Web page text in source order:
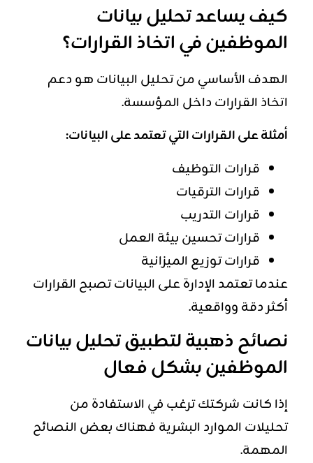
كيف يساعد تحليل بيانات
الموظفين في اتخاذ القرارات؟
الهدف الأساسي من تحليل البيانات هو دعم
اتخاذ القرارات داخل المؤسسة.
أمثلة على القرارات التي تعتمد على البيانات:
قرارات التوظيف
قرارات الترقيات
قرارات التدريب
قرارات تحسين بيئة العمل
قرارات توزيع الميزانية
عندما تعتمد الإدارة على البيانات تصبح القرارات
أكثر دقة وواقعية.
نصائح ذهبية لتطبيق تحليل بيانات
الموظفين بشكل فعال
إذا كانت شركتك ترغب في الاستفادة من
تحليلات الموارد البشرية فهناك بعض النصائح
المهمة.